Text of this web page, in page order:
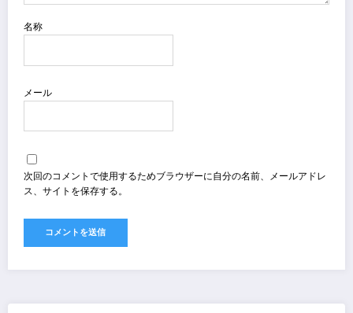
名称
メール
次回のコメントで使用するためブラウザーに自分の名前、メールアドレ
ス、サイトを保存する。